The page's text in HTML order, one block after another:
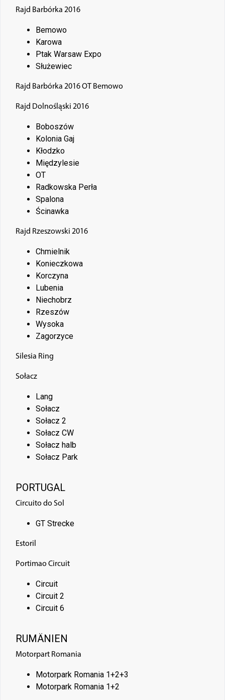
Rajd Barbórka 2016
Bemowo
Karowa
Ptak Warsaw Expo
Służewiec
Rajd Barbórka 2016 OT Bemowo
Rajd Dolnośląski 2016
Boboszów
Kolonia Gaj
Kłodzko
Międzylesie
OT
Radkowska Perła
Spalona
Ścinawka
Rajd Rzeszowski 2016
Chmielnik
Konieczkowa
Korczyna
Lubenia
Niechobrz
Rzeszów
Wysoka
Zagorzyce
Silesia Ring
Sołacz
Lang
Sołacz
Sołacz 2
Sołacz CW
Sołacz halb
Sołacz Park
PORTUGAL
Circuito do Sol
GT Strecke
Estoril
Portimao Circuit
Circuit
Circuit 2
Circuit 6
RUMÄNIEN
Motorpart Romania
Motorpark Romania 1+2+3
Motorpark Romania 1+2